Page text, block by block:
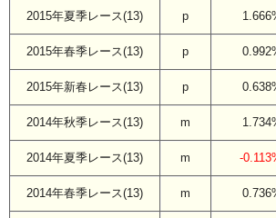
2015年夏季レース(13) p
2015年春季レース(13) p
2015年新春レース(13) p
2014年秋季レース(13) m
2014年夏季レース(13) m -
2014年春季レース(13) m